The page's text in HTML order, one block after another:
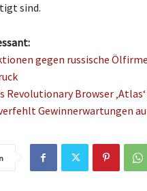
sind.
gegen russische
Revolutionary Browser
Gewinnerwartungen